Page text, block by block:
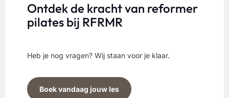
Ontdek de kracht van reformer
pilates bij RFRMR
Heb je nog vragen? Wij staan voor je klaar.
Boek vandaag jouw les